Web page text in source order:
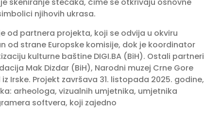
skeniranje stećaka, čime se otkrivaju osnovne
njihovih ukrasa.
od partnera projekta, koji se odvija u okviru
od strane Europske komisije, dok je koordinator
kulturne baštine DIGI.BA (BiH). Ostali partneri
Mak Dizdar (BiH), Narodni muzej Crne Gore
Irske. Projekt završava 31. listopada 2025. godine,
arheologa, vizualnih umjetnika, umjetnika
softvera, koji zajedno